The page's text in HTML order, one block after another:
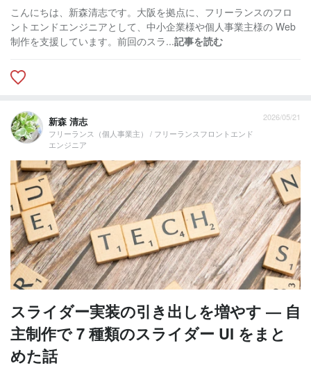
こんにちは、新森清志です。大阪を拠点に、フリーランスのフロ
ントエンドエンジニアとして、中小企業様や個人事業主様の Web
制作を支援しています。前回のスラ...記事を読む
新森 清志
フリーランス（個人事業主） / フリーランスフロントエンド
エンジニア
2026/05/21
スライダー実装の引き出しを増やす ― 自
主制作で 7 種類のスライダー UI をまと
めた話